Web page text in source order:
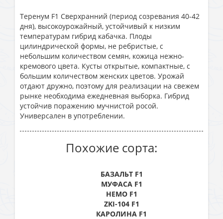
Теренум F1 Сверхранний (период созревания 40-42
дня), высокоурожайный, устойчивый к низким
температурам гибрид кабачка. Плоды
цилиндрической формы, не ребристые, с
небольшим количеством семян, кожица нежно-
кремового цвета. Кусты открытые, компактные, с
большим количеством женских цветов. Урожай
отдают дружно, поэтому для реализации на свежем
рынке необходима ежедневная выборка. Гибрид
устойчив поражению мучнистой росой.
Универсален в употреблении.
Похожие сорта:
БАЗАЛЬТ F1
МУФАСА F1
НЕМО F1
ZKI-104 F1
КАРОЛИНА F1